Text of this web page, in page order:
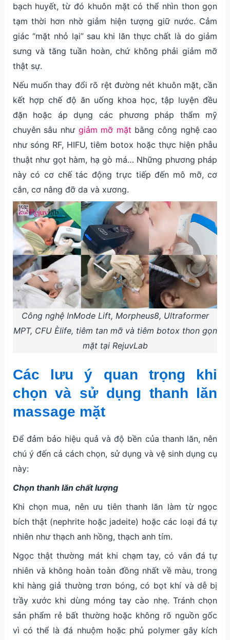
bạch huyết, từ đó khuôn mặt có thể nhìn thon gọn
tạm thời hơn nhờ giảm hiện tượng giữ nước. Cảm
giác “mặt nhỏ lại” sau khi lăn thực chất là do giảm
sưng và tăng tuần hoàn, chứ không phải giảm mỡ
thật sự.
Nếu muốn thay đổi rõ rệt đường nét khuôn mặt, cần
kết hợp chế độ ăn uống khoa học, tập luyện đều
đặn hoặc áp dụng các phương pháp thẩm mỹ
chuyên sâu như giảm mỡ mặt bằng công nghệ cao
như sóng RF, HIFU, tiêm botox hoặc thực hiện phẫu
thuật như gọt hàm, hạ gò má… Những phương pháp
này có cơ chế tác động trực tiếp đến mô mỡ, cơ
cắn, cơ nâng đỡ da và xương.
Công nghệ InMode Lift, Morpheus8, Ultraformer
MPT, CFU Èlife, tiêm tan mỡ và tiêm botox thon gọn
mặt tại RejuvLab
Các lưu ý quan trọng khi
chọn và sử dụng thanh lăn
massage mặt
Để đảm bảo hiệu quả và độ bền của thanh lăn, nên
chú ý đến cả cách chọn, sử dụng và vệ sinh dụng cụ
này:
Chọn thanh lăn chất lượng
Khi chọn mua, nên ưu tiên thanh lăn làm từ ngọc
bích thật (nephrite hoặc jadeite) hoặc các loại đá tự
nhiên như thạch anh hồng, thạch anh tím.
Ngọc thật thường mát khi chạm tay, có vân đá tự
nhiên và không hoàn toàn đồng nhất về màu, trong
khi hàng giả thường trơn bóng, có bọt khí và dễ bị
trầy xước khi dùng móng tay cào nhẹ. Tránh chọn
sản phẩm rẻ bất thường hoặc không rõ nguồn gốc
vì có thể là đá nhuộm hoặc phủ polymer gây kích